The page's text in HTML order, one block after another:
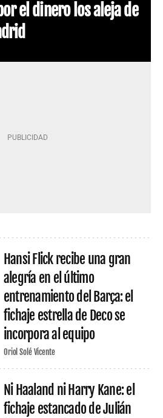
el dinero los aleja de
Hansi Flick recibe una gran
alegría en el último
entrenamiento del Barça: el
fichaje estrella de Deco se
incorpora al equipo
Oriol Solé Vicente
Ni Haaland ni Harry Kane: el
fichaje estancado de Julián